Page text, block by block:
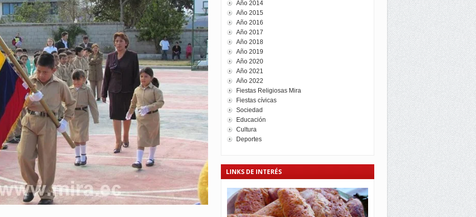
Año 2014
Año 2015
Año 2016
Año 2017
Año 2018
Año 2019
Año 2020
Año 2021
Año 2022
Fiestas Religiosas Mira
Fiestas cívicas
Sociedad
Educación
Cultura
Deportes
LINKS DE INTERÉS